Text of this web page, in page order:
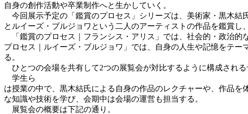
自身の創作活動や卒業制作へと生かしていく。
今回展示予定の「鑑賞のプロセス」シリーズは、美術家・黒木結
とルイーズ・ブルジョワという二人のアーティストの作品を鑑賞
「鑑賞のプロセス｜フランシス・アリス」では、社会的・政治的
プロセス｜ルイーズ・ブルジョワ」では、自身の人生や記憶をテ
る。
ひとつの会場を共有して2つの展覧会が対比するように構成され
学生ら
は授業の中で、黒木結氏による自身の作品のレクチャーや、作品
な知識や技術を学び、会期中は会場の運営も担当する。
展覧会の概要は下記の通り。